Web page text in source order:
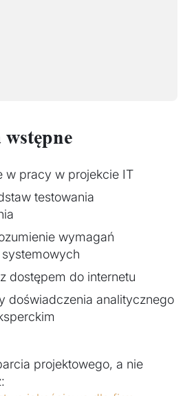
w pracy w projekcie IT
testowania
wymagań
dostępem do internetu
doświadczenia analitycznego
projektowego, a nie